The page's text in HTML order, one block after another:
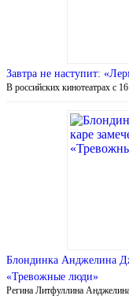
Завтра не наступит:
В российских кинотеатрах с
Блондинка Анджелина
«Тревожные люди»
Регина Литфуллина